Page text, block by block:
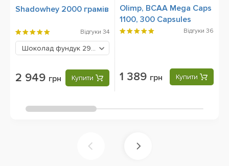
Shadowhey 2000 грамів
Відгуки 34
Шоколад фундук 2949 грн
2 949 грн Купити
Olimp, BCAA Mega Caps
1100, 300 Capsules
Відгуки 36
1 389 грн Купити